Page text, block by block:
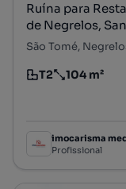
Ruína para
de Negrelos,
São Tomé,
Tipologia
T2
Preço por metro
104 m²
imocarisma
Profissional